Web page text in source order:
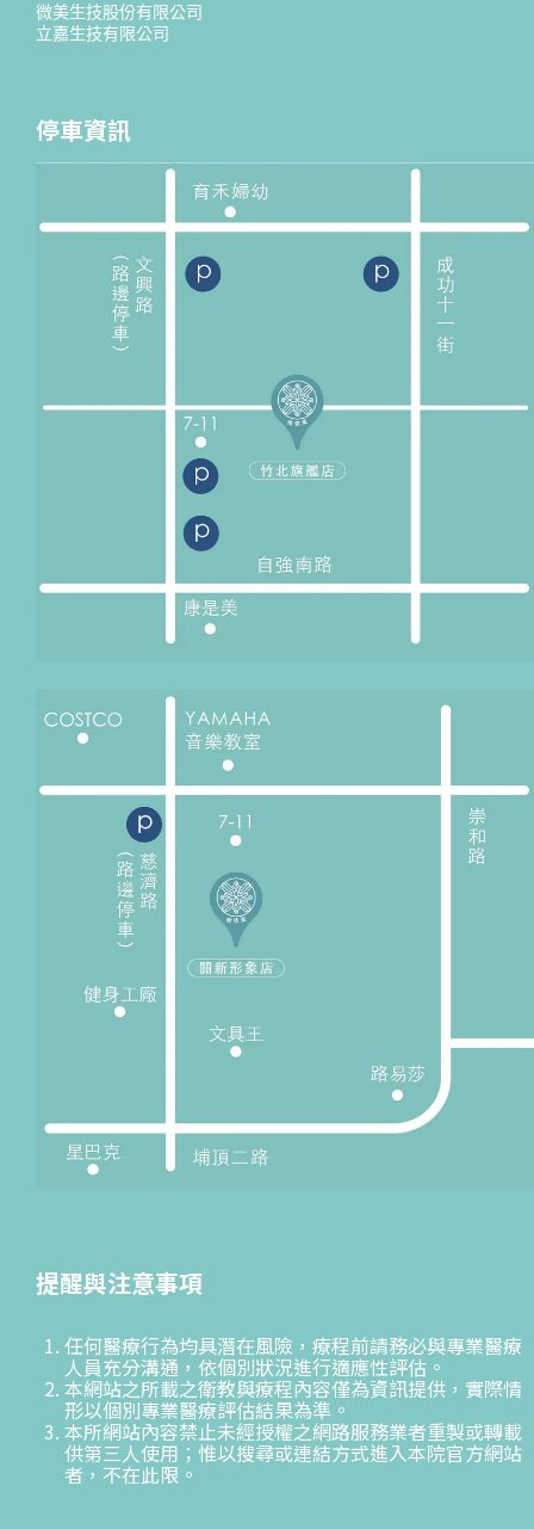
微美生技股份有限公司
立嘉生技有限公司
停車資訊
提醒與注意事項
任何醫療行為均具潛在風險，療程前請務必與專業醫療
人員充分溝通，依個別狀況進行適應性評估。
本網站之所載之衛教與療程內容僅為資訊提供，實際情
形以個別專業醫療評估結果為準。
本所網站內容禁止未經授權之網路服務業者重製或轉載
供第三人使用；惟以搜尋或連結方式進入本院官方網站
者，不在此限。